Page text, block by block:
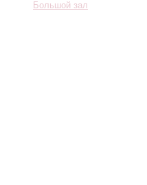
Большой зал